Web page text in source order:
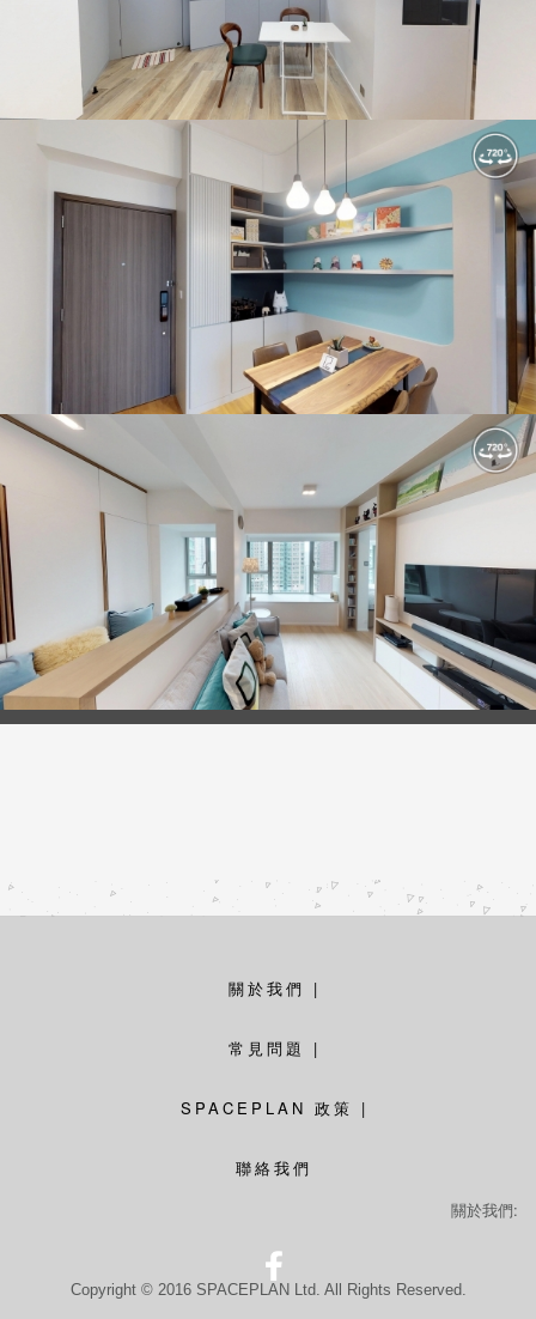
關於我們 |
常見問題 |
SPACEPLAN 政策 |
聯絡我們
關於我們:
Copyright © 2016 SPACEPLAN Ltd. All Rights Reserved.